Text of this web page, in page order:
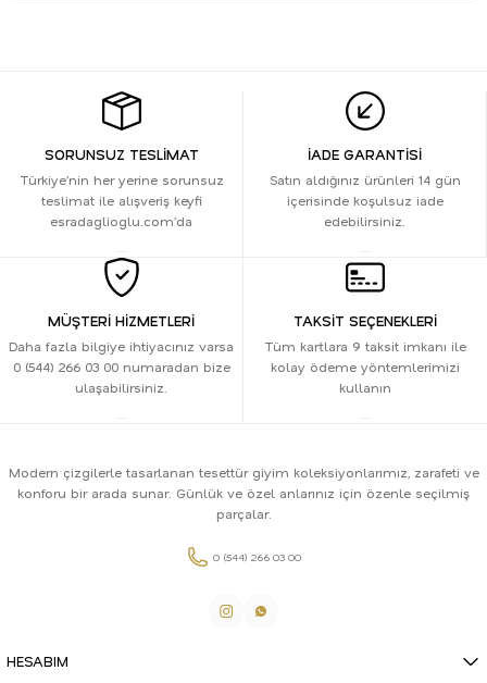
SORUNSUZ TESLİMAT
Türkiye’nin her yerine sorunsuz
teslimat ile alışveriş keyfi
esradaglioglu.com’da
İADE GARANTİSİ
Satın aldığınız ürünleri 14 gün
içerisinde koşulsuz iade
edebilirsiniz.
MÜŞTERİ HİZMETLERİ
Daha fazla bilgiye ihtiyacınız varsa
0 (544) 266 03 00 numaradan bize
ulaşabilirsiniz.
TAKSİT SEÇENEKLERİ
Tüm kartlara 9 taksit imkanı ile
kolay ödeme yöntemlerimizi
kullanın
Modern çizgilerle tasarlanan tesettür giyim koleksiyonlarımız, zarafeti ve
konforu bir arada sunar. Günlük ve özel anlarınız için özenle seçilmiş
parçalar.
0 (544) 266 03 00
HESABIM